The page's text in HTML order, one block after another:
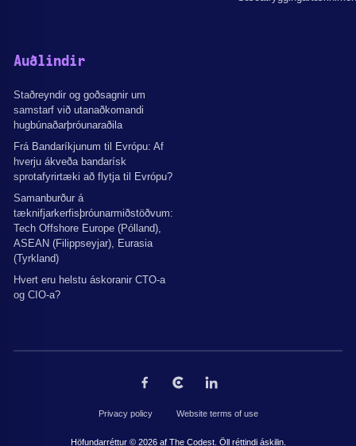
Auðlindir
Staðreyndir og goðsagnir um
samstarf við utanaðkomandi
hugbúnaðarþróunaraðila
Frá Bandaríkjunum til Evrópu: Af
hverju ákveða bandarísk
sprotafyrirtæki að flytja til Evrópu?
Samanburður á
tæknifjarkerfisþróunarmiðstöðvum:
Tech Offshore Europe (Pólland),
ASEAN (Filippseyjar), Eurasia
(Tyrkland)
Hvert eru helstu áskoranir CTO-a
og CIO-a?
Privacy policy Website terms of use
Höfundarréttur © 2026 af The Codest. Öll réttindi áskilin.